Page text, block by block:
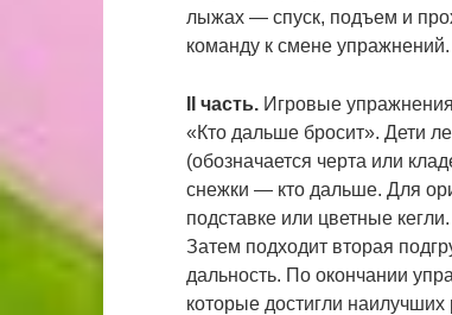
лыжах — спуск, подъем и
команду к смене упражнений.
II часть. Игровые
«Кто дальше бросит». Дети
(обозначается черта или
снежки — кто дальше. Для
подставке или цветные
Затем подходит вторая
дальность. По окончании
которые достигли наилучших